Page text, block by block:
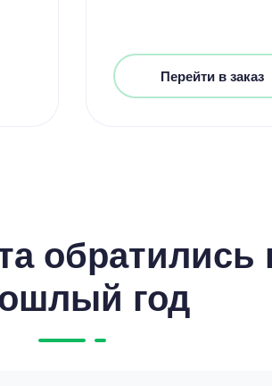
Перейти в заказ
обратились
год